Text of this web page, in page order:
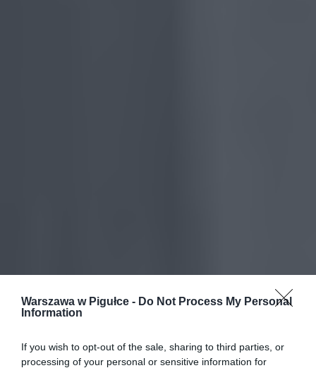
Warszawa w Pigułce - Do Not Process My Personal
Information
If you wish to opt-out of the sale, sharing to third parties, or
processing of your personal or sensitive information for